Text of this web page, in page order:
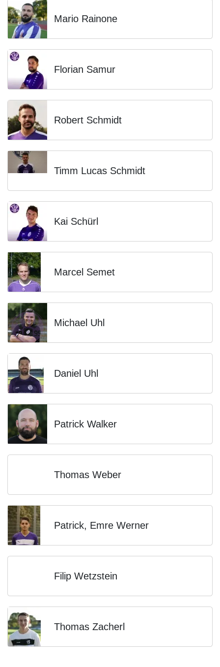
Mario Rainone
Florian Samur
Robert Schmidt
Timm Lucas Schmidt
Kai Schürl
Marcel Semet
Michael Uhl
Daniel Uhl
Patrick Walker
Thomas Weber
Patrick, Emre Werner
Filip Wetzstein
Thomas Zacherl